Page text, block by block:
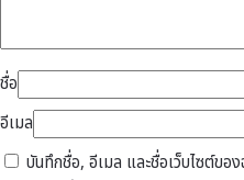
ชื่อ
อีเมล
บันทึกชื่อ, อีเมล และชื่อเว็บไซต์ขอ